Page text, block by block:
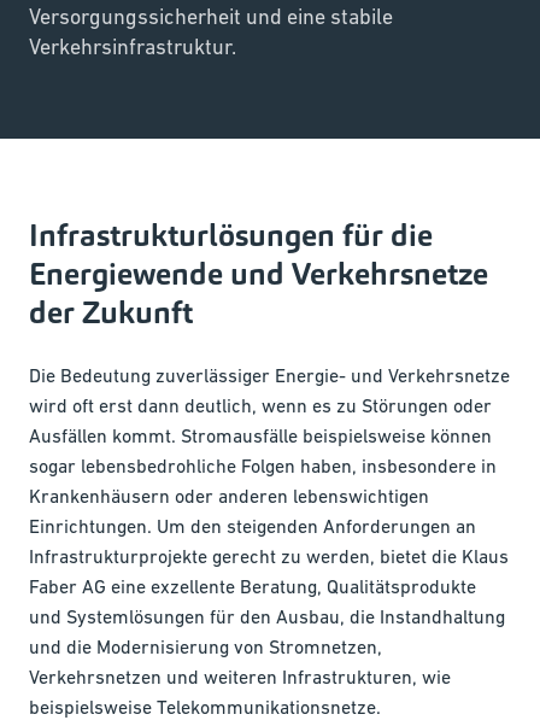
Versorgungssicherheit und eine stabile
Verkehrsinfrastruktur.
Infrastrukturlösungen für die
Energiewende und Verkehrsnetze
der Zukunft
Die Bedeutung zuverlässiger Energie- und Verkehrsnetze
wird oft erst dann deutlich, wenn es zu Störungen oder
Ausfällen kommt. Stromausfälle beispielsweise können
sogar lebensbedrohliche Folgen haben, insbesondere in
Krankenhäusern oder anderen lebenswichtigen
Einrichtungen. Um den steigenden Anforderungen an
Infrastrukturprojekte gerecht zu werden, bietet die Klaus
Faber AG eine exzellente Beratung, Qualitätsprodukte
und Systemlösungen für den Ausbau, die Instandhaltung
und die Modernisierung von Stromnetzen,
Verkehrsnetzen und weiteren Infrastrukturen, wie
beispielsweise Telekommunikationsnetze.